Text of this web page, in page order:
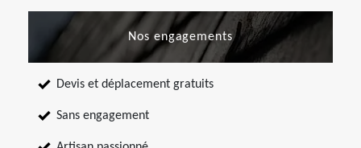
Nos engagements
Devis et déplacement gratuits
Sans engagement